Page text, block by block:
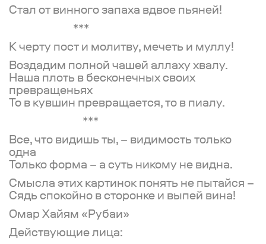
Стал от винного запаха вдвое пьяней!
***
К черту пост и молитву, мечеть и муллу!
Воздадим полной чашей аллаху хвалу.
Наша плоть в бесконечных своих
превращеньях
То в кувшин превращается, то в пиалу.
***
Все, что видишь ты, – видимость только
одна
Только форма – а суть никому не видна.
Смысла этих картинок понять не пытайся –
Сядь спокойно в сторонке и выпей вина!
Омар Хайям «Рубаи»
Действующие лица: